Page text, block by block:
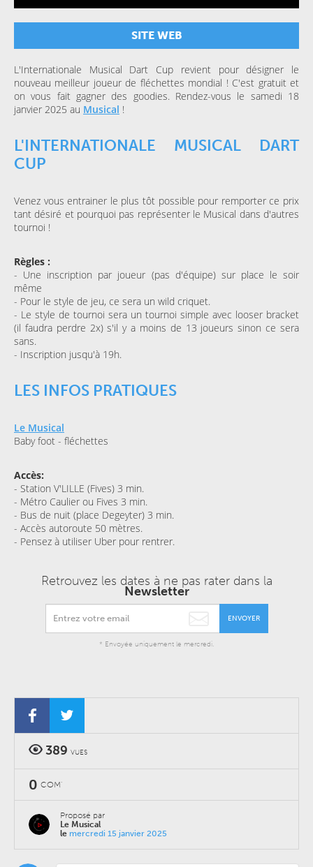
SITE WEB
L'Internationale Musical Dart Cup revient pour désigner le
nouveau meilleur joueur de fléchettes mondial ! C'est gratuit et
on vous fait gagner des goodies. Rendez-vous le samedi 18
janvier 2025 au Musical !
L'INTERNATIONALE MUSICAL DART
CUP
Venez vous entrainer le plus tôt possible pour remporter ce prix
tant désiré et pourquoi pas représenter le Musical dans d'autres
tournoi !
Règles :
- Une inscription par joueur (pas d'équipe) sur place le soir
même
- Pour le style de jeu, ce sera un wild criquet.
- Le style de tournoi sera un tournoi simple avec looser bracket
(il faudra perdre 2x) s'il y a moins de 13 joueurs sinon ce sera
sans.
- Inscription jusqu'à 19h.
LES INFOS PRATIQUES
Le Musical
Baby foot - fléchettes
Accès:
- Station V'LILLE (Fives) 3 min.
- Métro Caulier ou Fives 3 min.
- Bus de nuit (place Degeyter) 3 min.
- Accès autoroute 50 mètres.
- Pensez à utiliser Uber pour rentrer.
Retrouvez les dates à ne pas rater dans la
Newsletter
ENVOYER
* Envoyée uniquement le mercredi.
389 VUES
0 COM'
Proposé par
Le Musical
le mercredi 15 janvier 2025